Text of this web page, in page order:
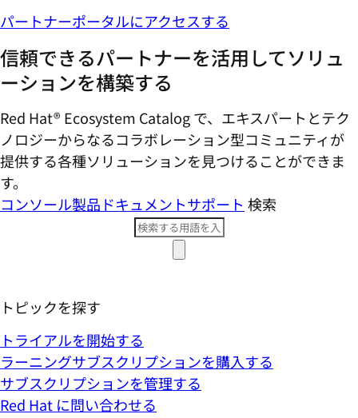
パートナーポータルにアクセスする
信頼できるパートナーを活用してソリュ
ーションを構築する
Red Hat® Ecosystem Catalog で、エキスパートとテク
ノロジーからなるコラボレーション型コミ​ュニティが
提供する各種ソリューションを見つけることができま
す。
コンソール製品ドキュメントサポート 検索
トピックを探す
トライアルを開始する
ラーニングサブスクリプションを購入する
サブスクリプションを管理する
Red Hat に問い合わせる